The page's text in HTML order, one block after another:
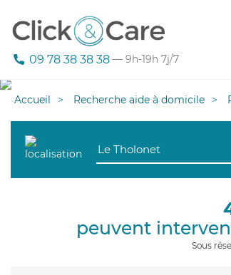
09 78 38 38 38 — 9h-19h 7j/7
Accueil Recherche aide à domicile
peuvent
Sous